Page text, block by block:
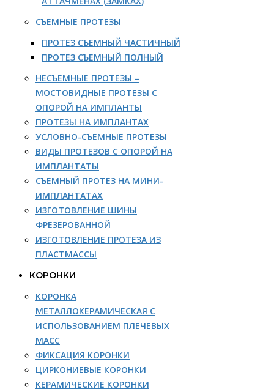
СЪЕМНЫЕ ПРОТЕЗЫ
ПРОТЕЗ СЪЕМНЫЙ ЧАСТИЧНЫЙ
ПРОТЕЗ СЪЕМНЫЙ ПОЛНЫЙ
НЕСЪЕМНЫЕ ПРОТЕЗЫ –
МОСТОВИДНЫЕ ПРОТЕЗЫ С
ОПОРОЙ НА ИМПЛАНТЫ
ПРОТЕЗЫ НА ИМПЛАНТАХ
УСЛОВНО-СЪЕМНЫЕ ПРОТЕЗЫ
ВИДЫ ПРОТЕЗОВ С ОПОРОЙ НА
ИМПЛАНТАТЫ
СЪЕМНЫЙ ПРОТЕЗ НА МИНИ-
ИМПЛАНТАТАХ
ИЗГОТОВЛЕНИЕ ШИНЫ
ФРЕЗЕРОВАННОЙ
ИЗГОТОВЛЕНИЕ ПРОТЕЗА ИЗ
ПЛАСТМАССЫ
КОРОНКИ
КОРОНКА
МЕТАЛЛОКЕРАМИЧЕСКАЯ С
ИСПОЛЬЗОВАНИЕМ ПЛЕЧЕВЫХ
МАСС
ФИКСАЦИЯ КОРОНКИ
ЦИРКОНИЕВЫЕ КОРОНКИ
КЕРАМИЧЕСКИЕ КОРОНКИ